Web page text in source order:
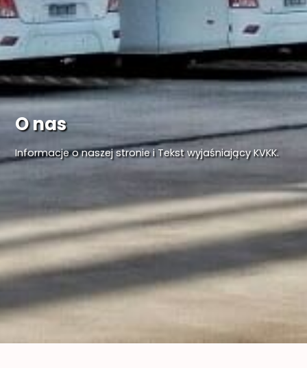
O nas
Informacje o naszej stronie i Tekst wyjaśniający KVKK.